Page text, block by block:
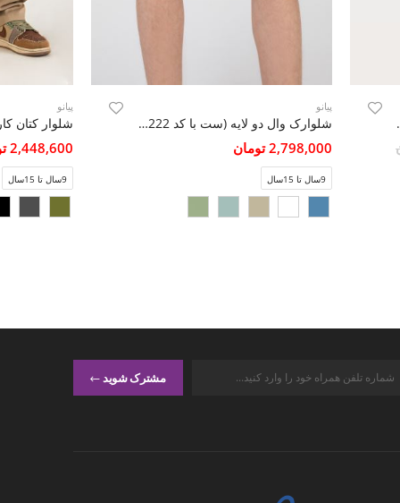
افتاده
پیانو
شلوارک وال دو لایه (ست با کد 11222)
2,798,000 تومان
9سال تا 15سال
پیانو
شلوار کتان
2,448,600 تومان
9سال تا 15سال
مشترک شوید